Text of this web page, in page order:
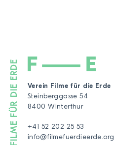
Verein Filme für die Erde
Steinberggasse 54
8400 Winterthur
+41 52 202 25 53
info@filmefuerdieerde.org